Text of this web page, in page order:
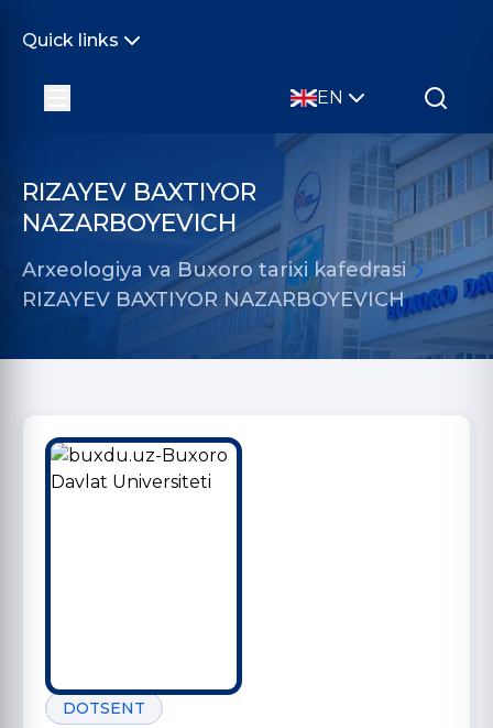
Quick links
EN
RIZAYEV BAXTIYOR
NAZARBOYEVICH
Arxeologiya va Buxoro tarixi kafedrasi
RIZAYEV BAXTIYOR NAZARBOYEVICH
DOTSENT